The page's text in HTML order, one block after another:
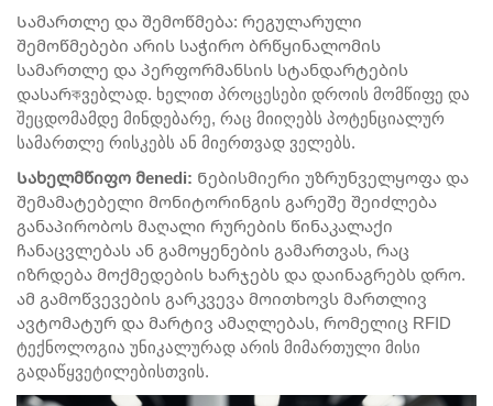
Სამართლე და შემოწმება: რეგულარული
შემოწმებები არის საჭირო ბრწყინალომის
სამართლე და პერფორმანსის სტანდარტების
დასარকვებლად. ხელით პროცესები დროის მომწიფე და
შეცდომამდე მინდებარე, რაც მიიღებს პოტენციალურ
სამართლე რისკებს ან მიერთვად ველებს.
Სახელმწიფო მenedi: Ნებისმიერი უზრუნველყოფა და
შემამატებელი მონიტორინგის გარეშე შეიძლება
განაპირობოს მაღალი რურების წინაკალაქი
ჩანაცვლებას ან გამოყენების გამართვას, რაც
იზრდება მოქმედების ხარჯებს და დაინაგრებს დრო.
ამ გამოწვევების გარკვევა მოითხოვს მართლივ
ავტომატურ და მარტივ ამაღლებას, რომელიც RFID
ტექნოლოგია უნიკალურად არის მიმართული მისი
გადაწყვეტილებისთვის.